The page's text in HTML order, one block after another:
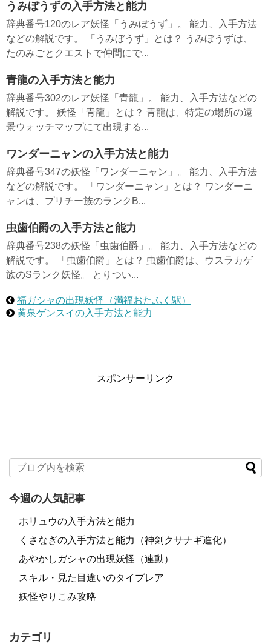
うみぼうずの入手方法と能力
辞典番号120のレア妖怪「うみぼうず」。 能力、入手方法
などの解説です。 「うみぼうず」とは？ うみぼうずは、
たのみごとクエストで仲間にで...
青龍の入手方法と能力
辞典番号302のレア妖怪「青龍」。 能力、入手方法などの
解説です。 妖怪「青龍」とは？ 青龍は、特定の場所の遠
景ウォッチマップにて出現する...
ワンダーニャンの入手方法と能力
辞典番号347の妖怪「ワンダーニャン」。 能力、入手方法
などの解説です。 「ワンダーニャン」とは？ ワンダーニ
ャンは、プリチー族のランクB...
虫歯伯爵の入手方法と能力
辞典番号238の妖怪「虫歯伯爵」。 能力、入手方法などの
解説です。 「虫歯伯爵」とは？ 虫歯伯爵は、ウスラカゲ
族のSランク妖怪。 とりつい...
福ガシャの出現妖怪（満福おたふく駅）
黄泉ゲンスイの入手方法と能力
スポンサーリンク
今週の人気記事
ホリュウの入手方法と能力
くさなぎの入手方法と能力（神剣クサナギ進化）
あやかしガシャの出現妖怪（連動）
スキル・見た目違いのタイプレア
妖怪やりこみ攻略
カテゴリ